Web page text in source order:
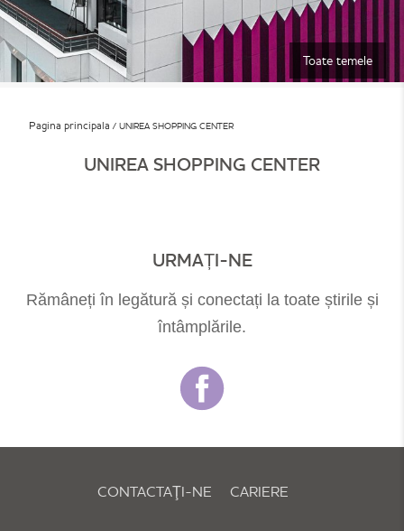
Toate temele
Pagina principala UNIREA SHOPPING CENTER
UNIREA SHOPPING CENTER
URMAȚI-NE
Rămâneți în legătură și conectați la toate știrile și
întâmplările.
CONTACTAŢI-NE CARIERE